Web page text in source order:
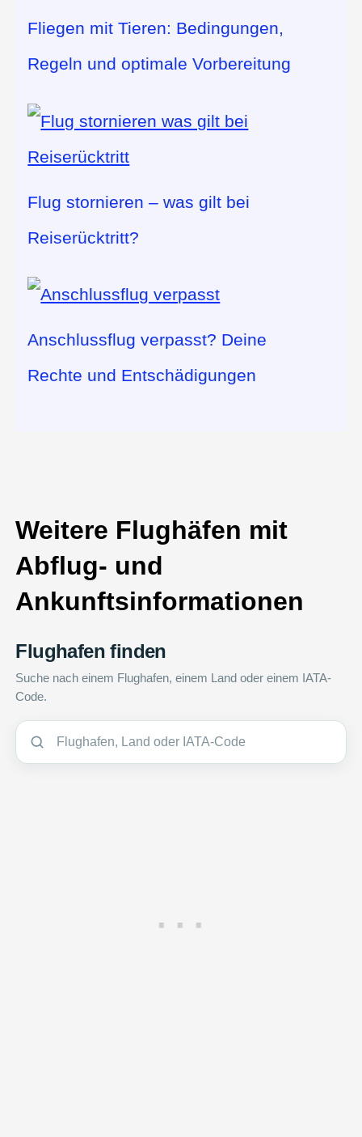
Fliegen mit Tieren: Bedingungen,
Regeln und optimale Vorbereitung
Flug stornieren – was gilt bei
Reiserücktritt?
Anschlussflug verpasst? Deine
Rechte und Entschädigungen
Weitere Flughäfen mit
Abflug- und
Ankunftsinformationen
Flughafen finden
Suche nach einem Flughafen, einem Land oder einem IATA-
Code.